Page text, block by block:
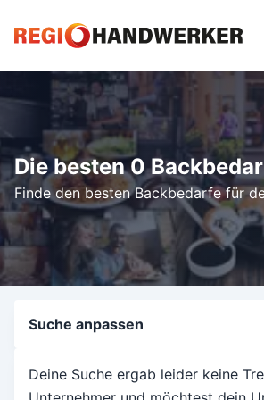
Die besten 0
Finde den besten Backbedarfe für
Suche anpassen
Wonach suchst du?
Deine Suche ergab leider keine